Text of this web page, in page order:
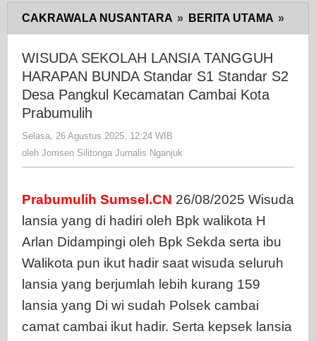
CAKRAWALA NUSANTARA » BERITA UTAMA »
S2
WISUDA SEKOLAH LANSIA TANGGUH
HARAPAN BUNDA Standar S1 Standar S2
Desa Pangkul Kecamatan Cambai Kota
Prabumulih
Selasa, 26 Agustus 2025, 12:24 WIB
Jomsen
oleh Jomsen Silitonga Jurnalis Nganjuk
Prabumulih Sumsel.CN 26/08/2025 Wisuda
lansia yang di hadiri oleh Bpk walikota H
Arlan Didampingi oleh Bpk Sekda serta ibu
Walikota pun ikut hadir saat wisuda seluruh
lansia yang berjumlah lebih kurang 159
lansia yang Di wi sudah Polsek cambai
camat cambai ikut hadir. Serta kepsek lansia